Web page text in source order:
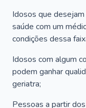
Idosos que
saúde com um
condições dessa
Idosos com algum
podem ganhar
geriatra;
Pessoas a partir